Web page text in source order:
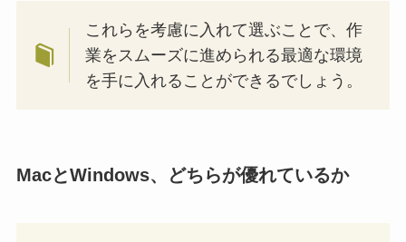
これらを考慮に入れて選ぶことで、作
業をスムーズに進められる最適な環境
を手に入れることができるでしょう。
MacとWindows、どちらが優れているか